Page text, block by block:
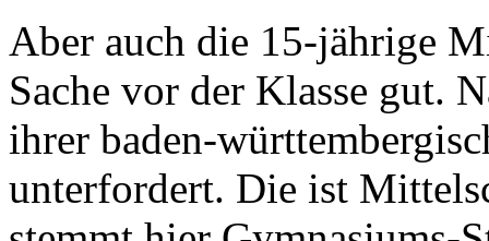
Aber auch die 15-jährige
Sache vor der Klasse gut.
ihrer baden-
unterfordert. Die ist